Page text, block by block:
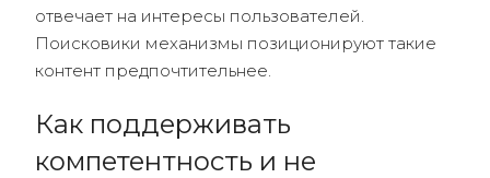
отвечает на интересы пользователей.
Поисковики механизмы позиционируют такие
контент предпочтительнее.
Как поддерживать
компетентность и не